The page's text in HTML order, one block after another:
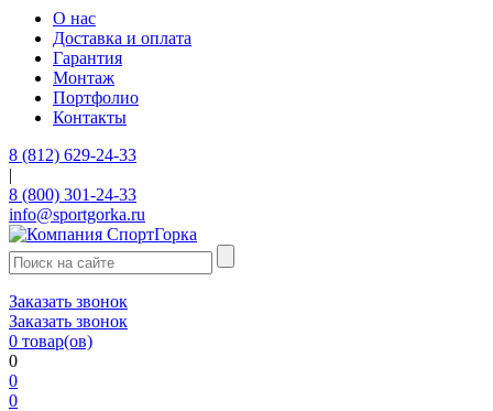
О нас
Доставка и оплата
Гарантия
Монтаж
Портфолио
Контакты
8 (812) 629-24-33
|
8 (800) 301-24-33
info@sportgorka.ru
Заказать звонок
Заказать звонок
0 товар(ов)
0
0
0